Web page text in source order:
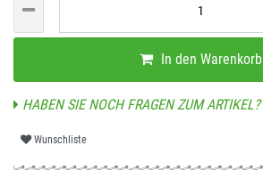
In den Warenkorb
HABEN SIE NOCH FRAGEN ZUM ARTIKEL?
Wunschliste